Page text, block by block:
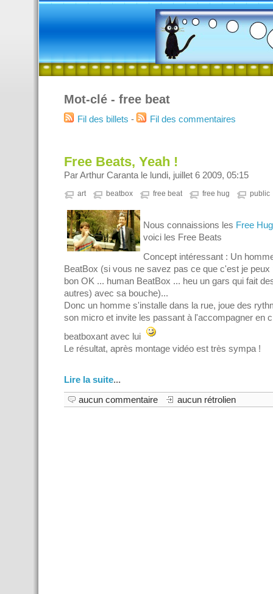
Mot-clé - free beat
Fil des billets - Fil des commentaires
Free Beats, Yeah !
Par Arthur Caranta le lundi, juillet 6 2009, 05:15
art beatbox free beat free hug public
Nous connaissions les Free
voici les Free Beats
Concept intéressant : Un
BeatBox (si vous ne savez pas ce que c'est je peux
bon OK ... human BeatBox ... heu un gars qui fait
autres) avec sa bouche)...
Donc un homme s'installe dans la rue, joue des
son micro et invite les passant à l'accompagner en
beatboxant avec lui
Le résultat, après montage vidéo est très sympa !
Lire la suite...
aucun commentaire
aucun rétrolien